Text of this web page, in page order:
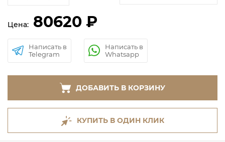
Цена: 80620 ₽
Написать в
Telegram
Написать в
Whatsapp
ДОБАВИТЬ В КОРЗИНУ
КУПИТЬ В ОДИН КЛИК